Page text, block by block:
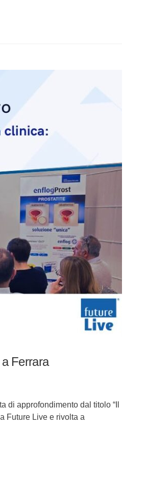
Ferrara
di approfondimento dal titolo “Il
Future Live e rivolta a